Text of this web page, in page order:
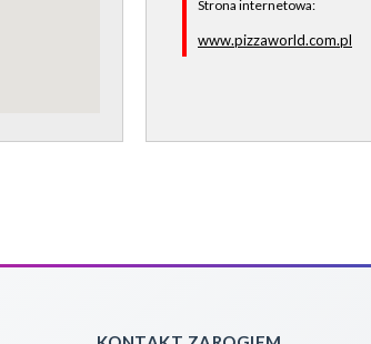
Strona internetowa:
www.pizzaworld.com.pl